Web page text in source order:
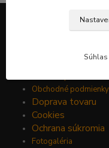
Obchodné podmienky
Doprava tovaru
Cookies
Ochrana súkromia
Fotogaléria